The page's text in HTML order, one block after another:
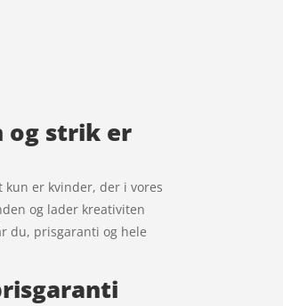
og strik er
er kvinder, der i vores
og lader kreativiten
du, prisgaranti og hele